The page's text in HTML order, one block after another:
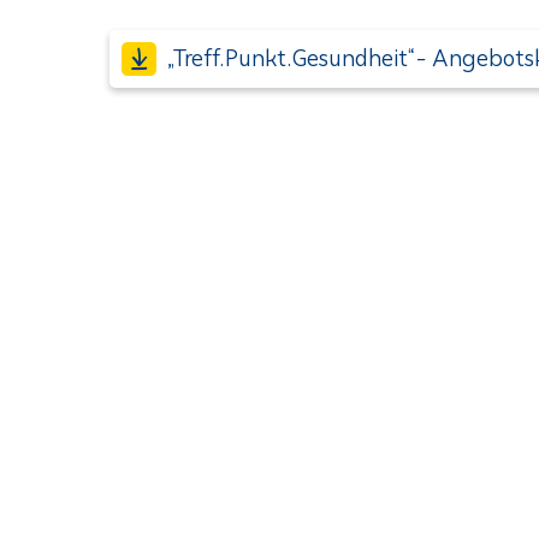
„Treff.Punkt.Gesundheit“-